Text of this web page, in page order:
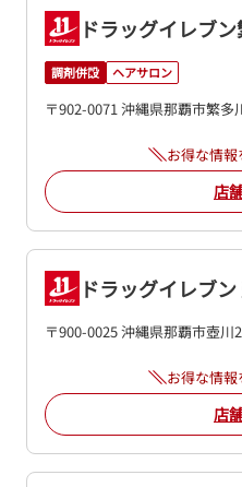
ドラッグイレブ
調剤併設 ヘアサロン
〒902-0071 沖縄県那覇市繁多
お得な情報
店
ドラッグイレブ
〒900-0025 沖縄県那覇市壺川
お得な情報
店